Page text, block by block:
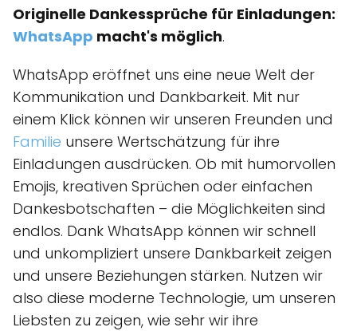
Originelle Dankessprüche für Einladungen:
WhatsApp macht's möglich.
WhatsApp eröffnet uns eine neue Welt der
Kommunikation und Dankbarkeit. Mit nur
einem Klick können wir unseren Freunden und
Familie unsere Wertschätzung für ihre
Einladungen ausdrücken. Ob mit humorvollen
Emojis, kreativen Sprüchen oder einfachen
Dankesbotschaften – die Möglichkeiten sind
endlos. Dank WhatsApp können wir schnell
und unkompliziert unsere Dankbarkeit zeigen
und unsere Beziehungen stärken. Nutzen wir
also diese moderne Technologie, um unseren
Liebsten zu zeigen, wie sehr wir ihre